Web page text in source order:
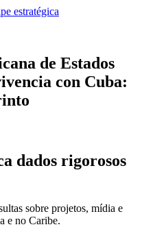
estratégica
de Estados
con Cuba:
dados rigorosos
sobre projetos, mídia e
e no Caribe.